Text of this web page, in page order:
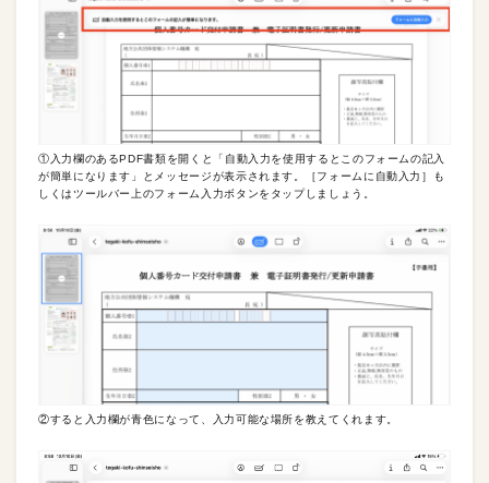
①入力欄のあるPDF書類を開くと「自動入力を使用するとこのフォームの記入
が簡単になります」とメッセージが表示されます。［フォームに自動入力］も
しくはツールバー上のフォーム入力ボタンをタップしましょう。
②すると入力欄が青色になって、入力可能な場所を教えてくれます。